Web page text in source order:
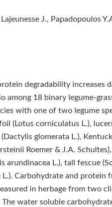
J., Papadopoulos
degradability increases
among 18 binary legume-
with one of two legume
(Lotus corniculatus L.),
glomerata L.),
Roemer & J.A.
arundinacea L.), tall fescue
Carbohydrate and protein
in herbage from two
water soluble